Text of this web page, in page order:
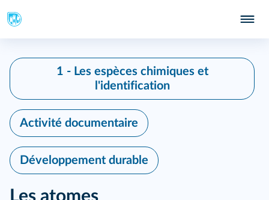
1 - Les espèces chimiques et
l'identification
Activité documentaire
Développement durable
Les atomes